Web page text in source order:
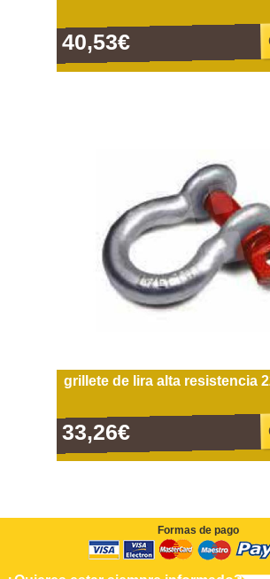
40,53€
grillete de lira alta resistencia
33,26€
Formas de pago